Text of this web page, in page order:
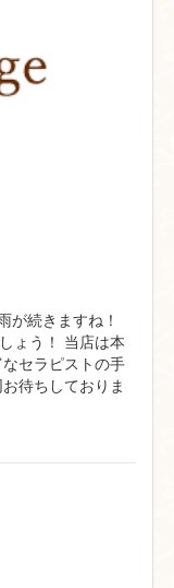
が続きますね！
ょう！ 当店は本
セラピストの手
待ちしておりま